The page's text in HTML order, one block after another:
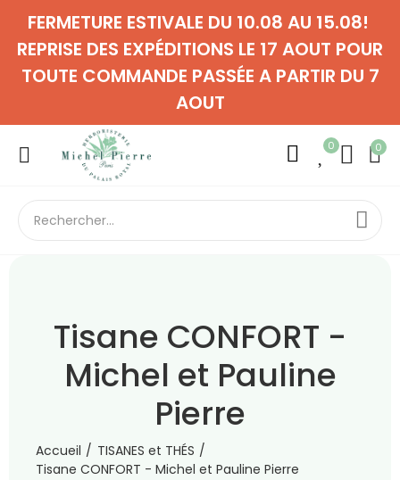
FERMETURE ESTIVALE DU 10.08 AU 15.08!
REPRISE DES EXPÉDITIONS LE 17 AOUT POUR
TOUTE COMMANDE PASSÉE A PARTIR DU 7
AOUT
0 0
Tisane CONFORT -
Michel et Pauline
Pierre
Accueil
TISANES et THÉS
Tisane CONFORT - Michel et Pauline Pierre